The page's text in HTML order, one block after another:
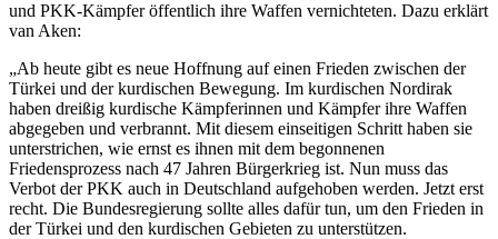
und PKK-Kämpfer öffentlich ihre Waffen vernichteten. Dazu erklärt
van Aken:
„Ab heute gibt es neue Hoffnung auf einen Frieden zwischen der
Türkei und der kurdischen Bewegung. Im kurdischen Nordirak
haben dreißig kurdische Kämpferinnen und Kämpfer ihre Waffen
abgegeben und verbrannt. Mit diesem einseitigen Schritt haben sie
unterstrichen, wie ernst es ihnen mit dem begonnenen
Friedensprozess nach 47 Jahren Bürgerkrieg ist. Nun muss das
Verbot der PKK auch in Deutschland aufgehoben werden. Jetzt erst
recht. Die Bundesregierung sollte alles dafür tun, um den Frieden in
der Türkei und den kurdischen Gebieten zu unterstützen.